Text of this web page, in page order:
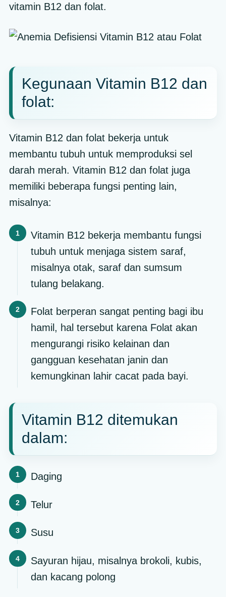
vitamin B12 dan folat.
Kegunaan Vitamin B12 dan
folat:
Vitamin B12 dan folat bekerja untuk
membantu tubuh untuk memproduksi sel
darah merah. Vitamin B12 dan folat juga
memiliki beberapa fungsi penting lain,
misalnya:
Vitamin B12 bekerja membantu fungsi
tubuh untuk menjaga sistem saraf,
misalnya otak, saraf dan sumsum
tulang belakang.
Folat berperan sangat penting bagi ibu
hamil, hal tersebut karena Folat akan
mengurangi risiko kelainan dan
gangguan kesehatan janin dan
kemungkinan lahir cacat pada bayi.
Vitamin B12 ditemukan
dalam:
Daging
Telur
Susu
Sayuran hijau, misalnya brokoli, kubis,
dan kacang polong